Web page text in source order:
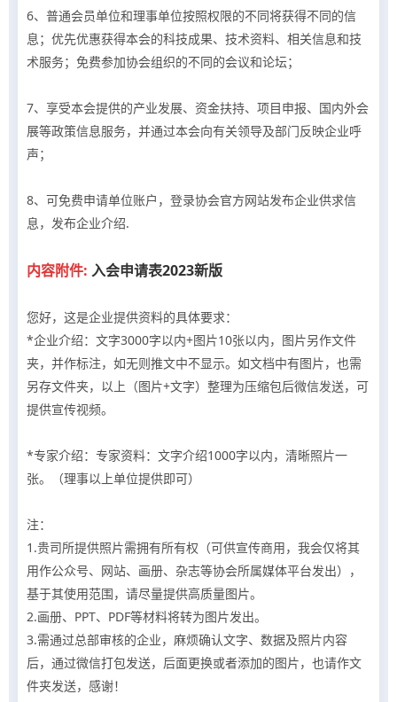
6、普通会员单位和理事单位按照权限的不同将获得不同的信
息；优先优惠获得本会的科技成果、技术资料、相关信息和技
术服务；免费参加协会组织的不同的会议和论坛；
7、享受本会提供的产业发展、资金扶持、项目申报、国内外会
展等政策信息服务，并通过本会向有关领导及部门反映企业呼
声；
8、可免费申请单位账户，登录协会官方网站发布企业供求信
息，发布企业介绍.
内容附件: 入会申请表2023新版
您好，这是企业提供资料的具体要求：
*企业介绍：文字3000字以内+图片10张以内，图片另作文件
夹，并作标注，如无则推文中不显示。如文档中有图片，也需
另存文件夹，以上（图片+文字）整理为压缩包后微信发送，可
提供宣传视频。
*专家介绍：专家资料：文字介绍1000字以内，清晰照片一
张。（理事以上单位提供即可）
注：
1.贵司所提供照片需拥有所有权（可供宣传商用，我会仅将其
用作公众号、网站、画册、杂志等协会所属媒体平台发出），
基于其使用范围，请尽量提供高质量图片。
2.画册、PPT、PDF等材料将转为图片发出。
3.需通过总部审核的企业，麻烦确认文字、数据及照片内容
后，通过微信打包发送，后面更换或者添加的图片，也请作文
件夹发送，感谢！